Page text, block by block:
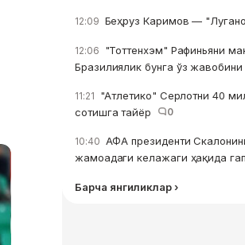
12:09 Беҳруз Каримов —
12:06 "Тоттенхэм" Рафиньяни
Бразилиялик бунга ўз
11:21 "Атлетико" Серлотни 40
сотишга тайёр
0
10:40 АФА президенти
жамоадаги келажаги ҳақида
Барча янгиликлар ›